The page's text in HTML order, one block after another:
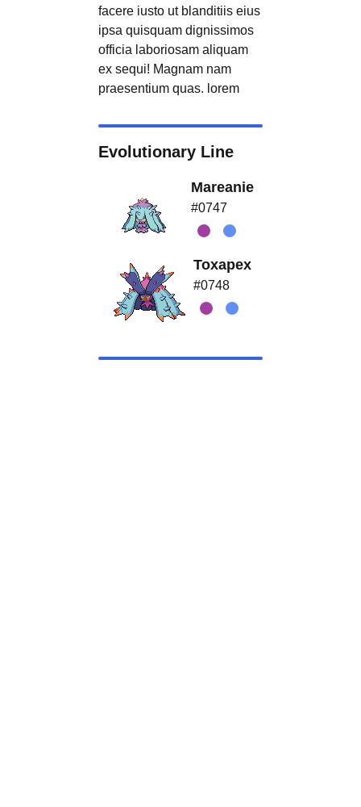
facere iusto ut blanditiis eius
ipsa quisquam dignissimos
officia laboriosam aliquam
ex sequi! Magnam nam
praesentium quas. lorem
Evolutionary Line
Mareanie
#0747
Toxapex
#0748